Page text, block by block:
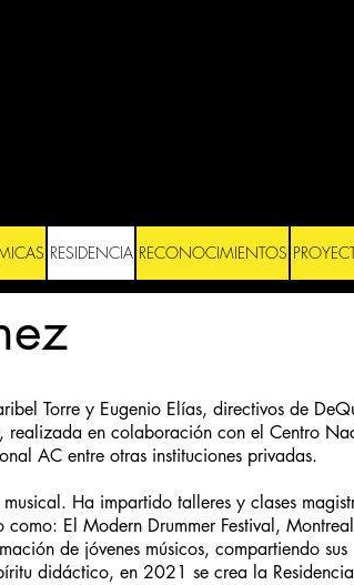
RESIDENCIA RECONOCIMIENTOS
Torre y Eugenio Elías, directivos de
realizada en colaboración con el Centro
AC entre otras instituciones privadas.
Ha impartido talleres y clases
El Modern Drummer Festival,
de jóvenes músicos, compartiendo sus
didáctico, en 2021 se crea la